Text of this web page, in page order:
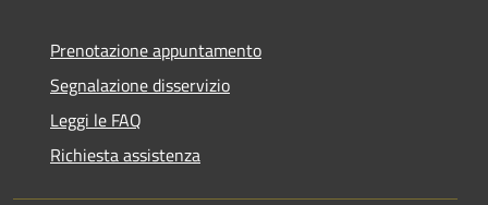
Prenotazione appuntamento
Segnalazione disservizio
Leggi le FAQ
Richiesta assistenza